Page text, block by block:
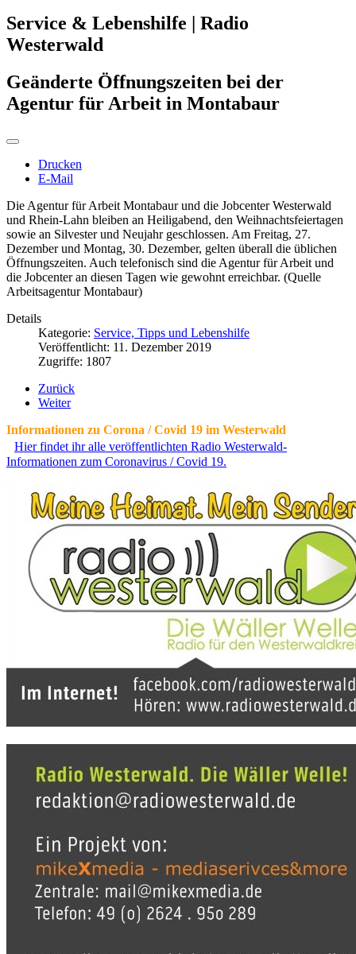
Service & Lebenshilfe | Radio
Westerwald
Geänderte Öffnungszeiten bei der
Agentur für Arbeit in Montabaur
Drucken
E-Mail
Die Agentur für Arbeit Montabaur und die Jobcenter Westerwald
und Rhein-Lahn bleiben an Heiligabend, den Weihnachtsfeiertagen
sowie an Silvester und Neujahr geschlossen. Am Freitag, 27.
Dezember und Montag, 30. Dezember, gelten überall die üblichen
Öffnungszeiten. Auch telefonisch sind die Agentur für Arbeit und
die Jobcenter an diesen Tagen wie gewohnt erreichbar. (Quelle
Arbeitsagentur Montabaur)
Details
Kategorie: Service, Tipps und Lebenshilfe
Veröffentlicht: 11. Dezember 2019
Zugriffe: 1807
Zurück
Weiter
Informationen zu Corona / Covid 19 im Westerwald
Hier findet ihr alle veröffentlichten Radio Westerwald-
Informationen zum Coronavirus / Covid 19.